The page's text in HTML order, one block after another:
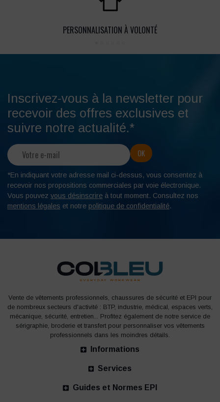
PERSONNALISATION À VOLONTÉ
Inscrivez-vous à la newsletter pour
recevoir des offres exclusives et
suivre notre actualité.*
*En indiquant votre adresse mail ci-dessus, vous consentez à
recevoir nos propositions commerciales par voie électronique.
Vous pouvez vous désinscrire à tout moment. Consultez nos
mentions légales et notre politique de confidentialité.
Vente de vêtements professionnels, chaussures de sécurité et EPI pour
de nombreux secteurs d'activité : BTP, industrie, médical, espaces verts,
mécanique, sécurité, entretien... Profitez également de notre service de
sérigraphie, broderie et transfert pour personnaliser vos vêtements
professionnels dans les moindres détails.
Informations
Services
Guides et Normes EPI